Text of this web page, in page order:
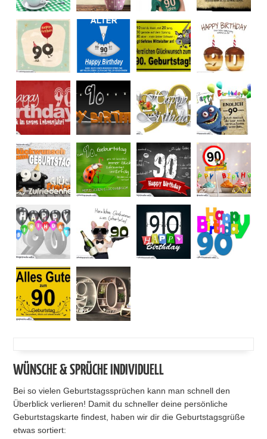
WÜNSCHE & SPRÜCHE INDIVIDUELL
Bei so vielen Geburtstagssprüchen kann man schnell den
Überblick verlieren! Damit du schneller deine persönliche
Geburtstagskarte findest, haben wir dir die Geburtstagsgrüße
etwas sortiert: